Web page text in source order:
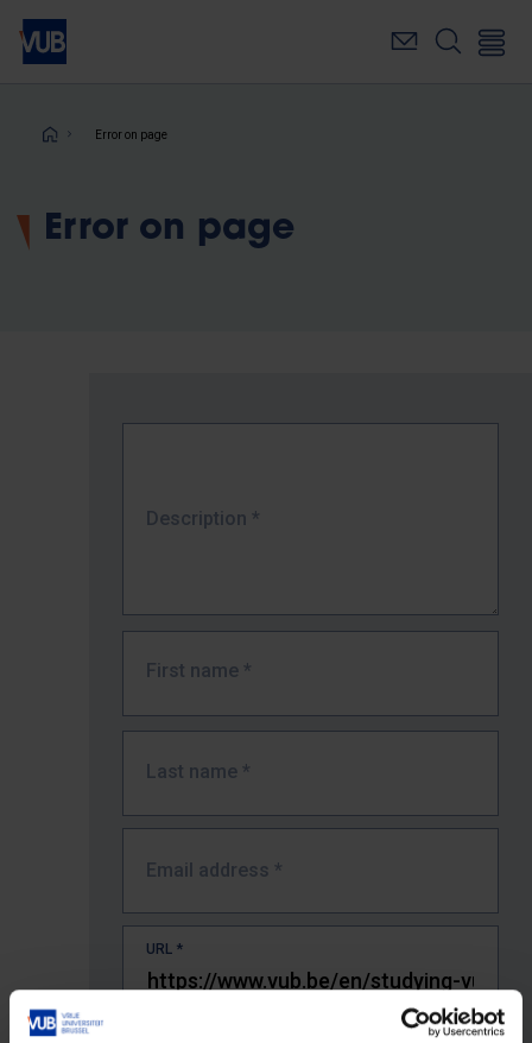
Skip
main
Breadcrumb
Error on page
Error on page
Description *
First name *
Last name *
Email address *
URL *
The full URL of the page where you encountered the error.